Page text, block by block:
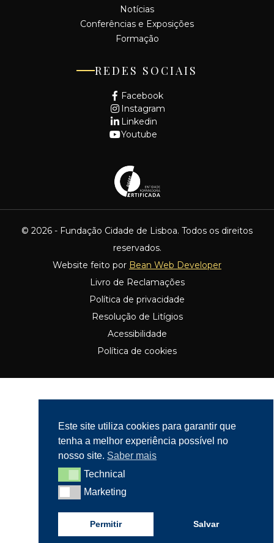
Este site utiliza cookies para garantir que
tenha a melhor experiência possível no
nosso site. Saber mais
TechnicalTechnical
MarketingMarketing
Permitir Salvar
Notícias
Conferências e Exposições
Formação
REDES SOCIAIS
Facebook
Instagram
Linkedin
Youtube
© 2026 - Fundação Cidade de Lisboa. Todos os direitos
reservados.
Website feito por Bean Web Developer
Livro de Reclamações
Política de privacidade
Resolução de Litígios
Acessibilidade
Política de cookies